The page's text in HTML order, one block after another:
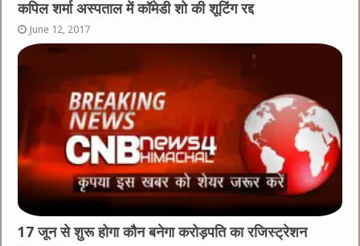
कपिल शर्मा अस्पताल में काॅमेडी शो की शूटिंग रद्द
June 12, 2017
17 जून से शुरू होगा कौन बनेगा करोड़पति का रजिस्ट्रेशन